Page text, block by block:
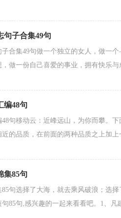
句子合集49句
子合集49句做一个独立的女人，做
做一份自己喜爱的事业，拥有快乐与
编48句
48句移动云：近峰远山，为你而攀。
的品质，在前面的两种品质之上加上
集85句
85句选择了大海，就去乘风破浪；选
85句,感兴趣的一起来看看吧。1、凡